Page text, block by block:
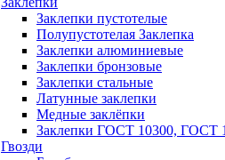
Заклепки пустотелые
Полупустотелая Заклепка
Заклепки алюминиевые
Заклепки бронзовые
Заклепки стальные
Латунные заклепки
Медные заклёпки
Заклепки ГОСТ 10300, ГОСТ
Гвозди